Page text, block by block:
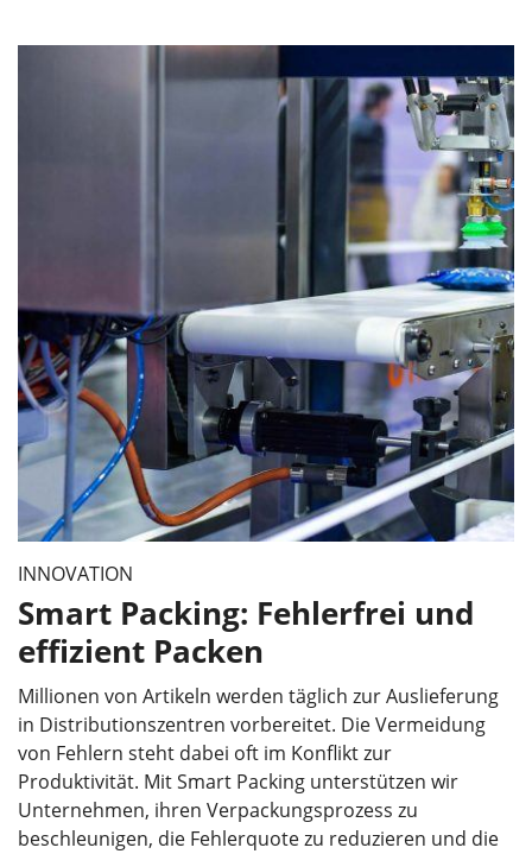
INNOVATION
Smart Packing: Fehlerfrei und
effizient Packen
Millionen von Artikeln werden täglich zur Auslieferung
in Distributionszentren vorbereitet. Die Vermeidung
von Fehlern steht dabei oft im Konflikt zur
Produktivität. Mit Smart Packing unterstützen wir
Unternehmen, ihren Verpackungsprozess zu
beschleunigen, die Fehlerquote zu reduzieren und die